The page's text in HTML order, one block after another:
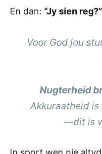
En dan: “Jy sien reg?”
Voor God jou
Nugterheid
Akkuraatheid is
—dit is